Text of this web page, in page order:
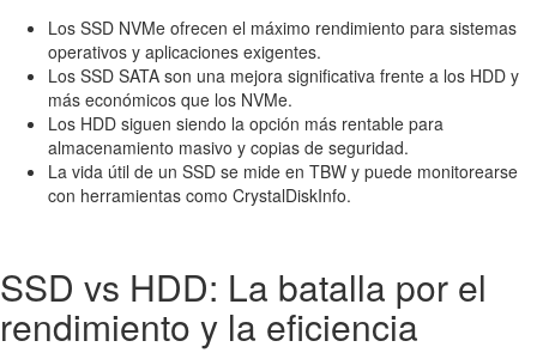
Los SSD NVMe ofrecen el máximo rendimiento para sistemas
operativos y aplicaciones exigentes.
Los SSD SATA son una mejora significativa frente a los HDD y
más económicos que los NVMe.
Los HDD siguen siendo la opción más rentable para
almacenamiento masivo y copias de seguridad.
La vida útil de un SSD se mide en TBW y puede monitorearse
con herramientas como CrystalDiskInfo.
SSD vs HDD: La batalla por el
rendimiento y la eficiencia